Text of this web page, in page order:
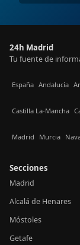
24h Madrid
Tu fuente de
España Andalucía
Castilla La-Mancha
Madrid Murcia
Secciones
Madrid
Alcalá de Henares
Móstoles
Getafe